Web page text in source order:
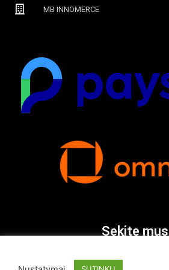
MB INNOMERCE
Sekite mus